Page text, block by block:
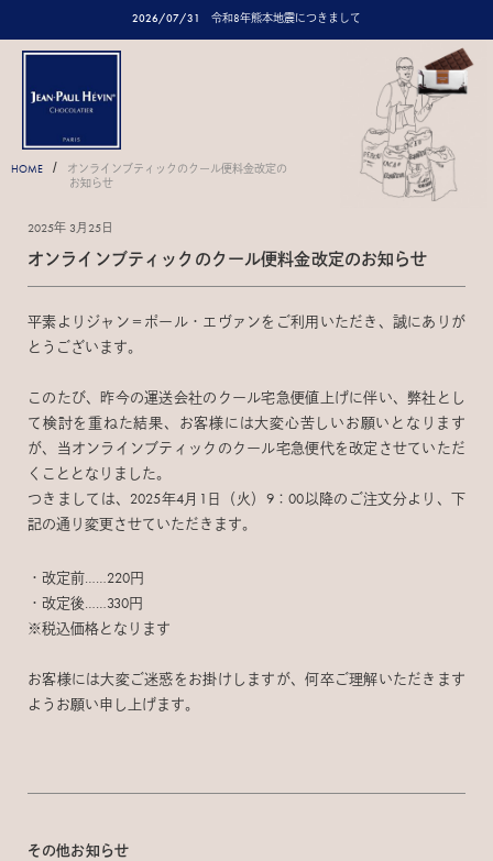
2026/07/31 令和8年熊本地震につきまして
HOME /
オンラインブティックのクール便料金改定の
お知らせ
2025年 3月25日
オンラインブティックのクール便料金改定のお知らせ
平素よりジャン＝ポール・エヴァンをご利用いただき、誠にありが
とうございます。
このたび、昨今の運送会社のクール宅急便値上げに伴い、弊社とし
て検討を重ねた結果、お客様には大変心苦しいお願いとなります
が、当オンラインブティックのクール宅急便代を改定させていただ
くこととなりました。
つきましては、2025年4月1日（火）9：00以降のご注文分より、下
記の通り変更させていただきます。
・改定前……220円
・改定後……330円
※税込価格となります
お客様には大変ご迷惑をお掛けしますが、何卒ご理解いただきます
ようお願い申し上げます。
その他お知らせ